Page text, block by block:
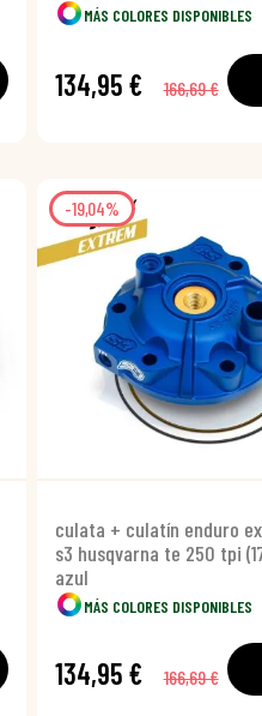
MÁS COLORES DISPONIBLES
134,95 € 166,69 €
-19,04%
culata + culatín enduro
s3 husqvarna te 250 tpi
azul
MÁS COLORES DISPONIBLES
134,95 € 166,69 €